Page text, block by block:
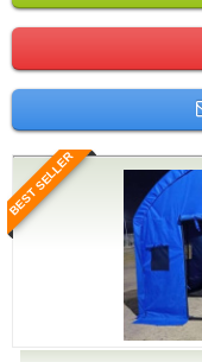
BEST SELLER